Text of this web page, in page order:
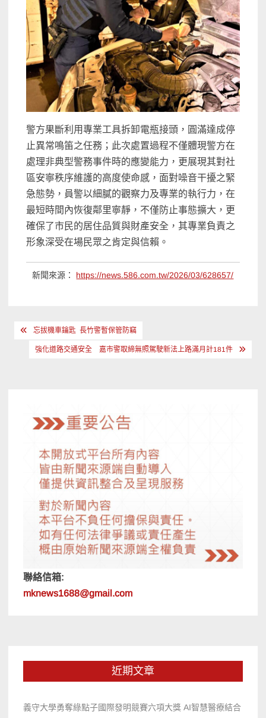
警方果斷利用專業工具拆卸電瓶接頭，圓滿達成停
止異常鳴笛之任務；此次處置過程不僅體現警方在
處理非典型警務事件時的應變能力，更展現其對社
區安寧秩序維護的高度使命感，面對噪音干擾之緊
急態勢，員警以細膩的觀察力及專業的執行力，在
最短時間內恢復鄰里寧靜，不僅防止事態擴大，更
確保了市民的居住品質與財產安全，其專業負責之
形象深受在場民眾之肯定與信賴。
新聞來源： https://news.586.com.tw/2026/03/628657/
文 忘拔機車鑰匙 長竹警暫保管防竊
強化道路交通安全 嘉市警取締無照駕駛新法上路滿月計181件
聯絡信箱:
mknews1688@gmail.com
近期文章
義守大學勇奪綠點子國際發明競賽六項大獎 AI智慧醫療結合